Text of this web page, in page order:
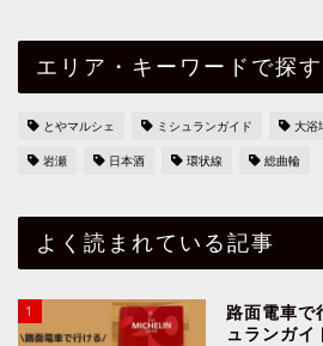
エリア・キーワードで探す
とやマルシェ ミシュランガイド 大浴
岩瀬 日本酒 環状線 総曲輪
よく読まれている記事
1
路面電車で
ュランガイ